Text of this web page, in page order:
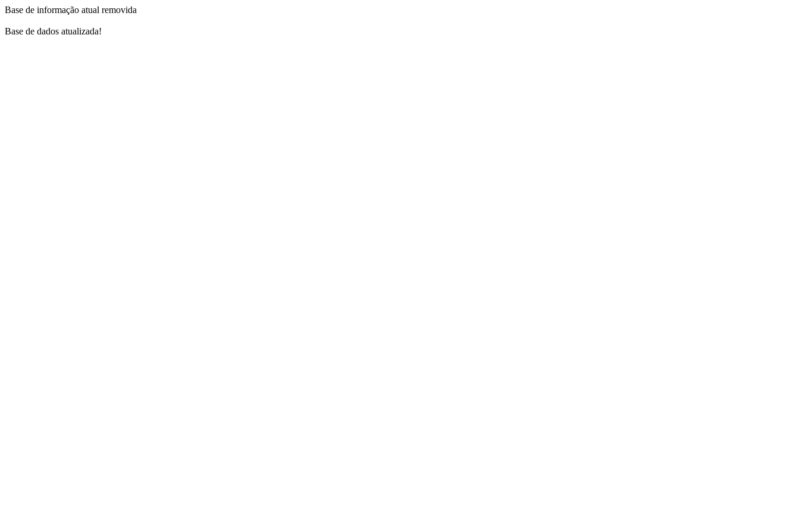
Base de informação atual removida
Base de dados atualizada!